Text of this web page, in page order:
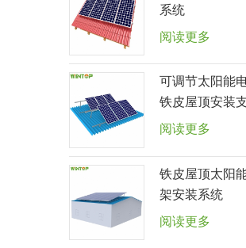
系统
阅读更多
可调节太阳能
铁皮屋顶安装
阅读更多
铁皮屋顶太阳
架安装系统
阅读更多